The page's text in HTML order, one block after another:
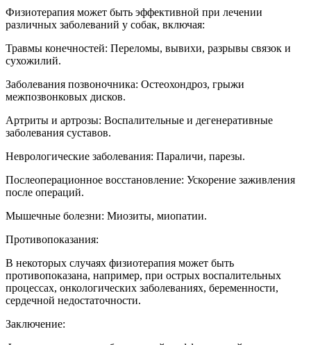
Физиотерапия может быть эффективной при лечении
различных заболеваний у собак, включая:
Травмы конечностей: Переломы, вывихи, разрывы связок и
сухожилий.
Заболевания позвоночника: Остеохондроз, грыжи
межпозвонковых дисков.
Артриты и артрозы: Воспалительные и дегенеративные
заболевания суставов.
Неврологические заболевания: Параличи, парезы.
Послеоперационное восстановление: Ускорение заживления
после операций.
Мышечные болезни: Миозиты, миопатии.
Противопоказания:
В некоторых случаях физиотерапия может быть
противопоказана, например, при острых воспалительных
процессах, онкологических заболеваниях, беременности,
сердечной недостаточности.
Заключение: